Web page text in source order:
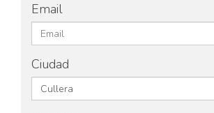
Email
Ciudad